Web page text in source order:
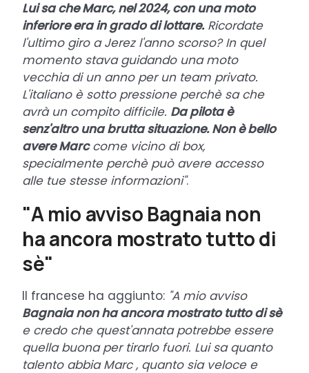
Lui sa che Marc, nel 2024, con una moto
inferiore era in grado di lottare.Ricordate
l'ultimo giro a Jerez l'anno scorso? In quel
momento stava guidando una moto
vecchia di un anno per un team privato.
L'italiano è sotto pressione perchè sa che
avrà un compito difficile. Da pilota è
senz'altro una brutta situazione. Non è bello
avere Marccome vicino di box,
specialmente perchè può avere accesso
alle tue stesse informazioni".
"A mio avviso Bagnaia non
ha ancora mostrato tutto di
sè"
Il francese ha aggiunto: "A mio avviso
Bagnaia non ha ancora mostrato tutto di sè
e credo che quest'annata potrebbe essere
quella buona per tirarlo fuori. Lui sa quanto
talento abbia Marc , quanto sia veloce e